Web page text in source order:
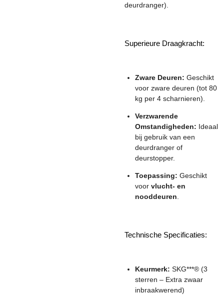
deurdranger).
Superieure Draagkracht:
Zware Deuren: Geschikt
voor zware deuren (tot 80
kg per 4 scharnieren).
Verzwarende
Omstandigheden: Ideaal
bij gebruik van een
deurdranger of
deurstopper.
Toepassing: Geschikt
voor vlucht- en
nooddeuren
Technische Specificaties:
Keurmerk: SKG***® (3
sterren – Extra zwaar
inbraakwerend)